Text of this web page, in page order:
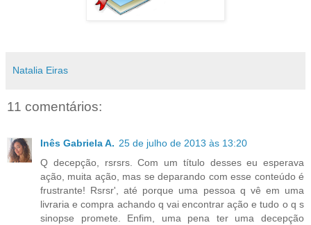
Natalia Eiras
11 comentários:
Inês Gabriela A. 25 de julho de 2013 às 13:20
Q decepção, rsrsrs. Com um título desses eu esperava
ação, muita ação, mas se deparando com esse conteúdo é
frustrante! Rsrsr', até porque uma pessoa q vê em uma
livraria e compra achando q vai encontrar ação e tudo o q s
sinopse promete. Enfim, uma pena ter uma decepção